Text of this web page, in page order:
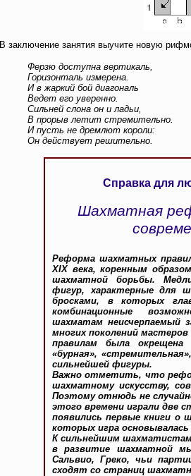
В заключение занятия выучите новую
Ферзю доступна вертикаль,
Горизонталь измерена.
И в жаркий бой диагональ
Ведет его уверенно.
Сильней слона он и ладьи,
В прорыв летит стремительно.
И пусть не дремлют короли:
Он действует решительно.
Справка для
Шахматная
Реформа шахматных
XIX века, коренным
шахматной борьбы.
фигур, характерные для
бросками, в которых
комбинационные
шахматам неисчерпаемый
многих поколений
правилам была
«бурная»,
сильнейшей фигуры.
Важно отметить, что
шахматному искусству,
Поэтому отнюдь не
этого времени играли две
появились первые книги
которых игра
К сильнейшим
в развитие шахматной
Сальвио, Греко, чьи
сходят со страниц